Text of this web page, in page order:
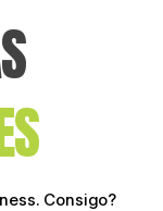
Consigo?